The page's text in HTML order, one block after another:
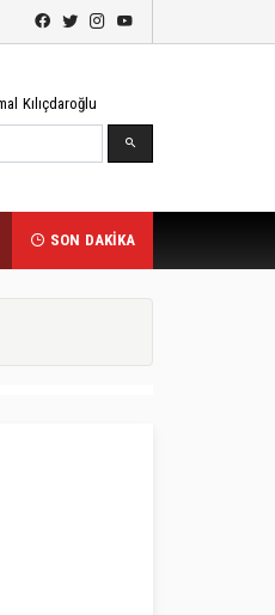
Kılıçdaroğlu
SON DAKİKA